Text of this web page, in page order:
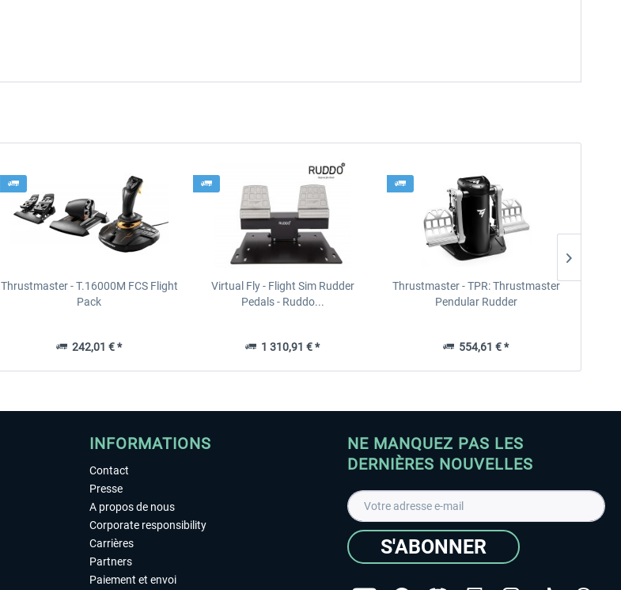
Thrustmaster - T.16000M FCS Flight
Pack
242,01 € *
Virtual Fly - Flight Sim Rudder
Pedals - Ruddo...
1 310,91 € *
Thrustmaster - TPR: Thrustmaster
Pendular Rudder
554,61 € *
INFORMATIONS
Contact
Presse
A propos de nous
Corporate responsibility
Carrières
Partners
Paiement et envoi
NE MANQUEZ PAS LES
DERNIÈRES NOUVELLES
S'ABONNER